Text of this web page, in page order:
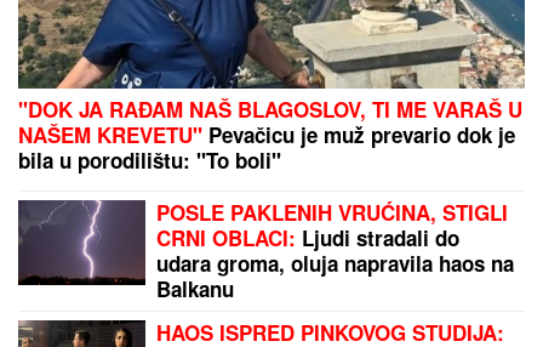
Patolozi koji su radili OBDUKCIJU Majkla Džeksona
OSTALI U UŽASU: Nije imao svoj nos, telo mu se
raspadalo, a evo šta su mu pronašli u želucu
TEA TAIROVIĆ SA MUŽEM